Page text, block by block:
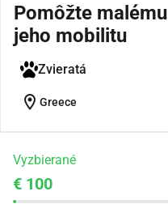
Pomôžte
jeho mobilitu
Zvieratá
location_on Greece
Vyzbierané
€ 100